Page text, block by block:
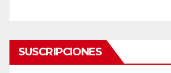
SUSCRIPCIONES